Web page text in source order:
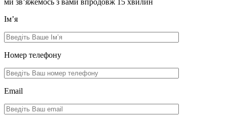
ми зв’яжемось з вами впродовж 15 хвилин
Ім’я
Номер телефону
Email